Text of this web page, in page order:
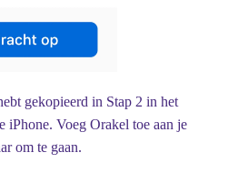
gekopieerd in Stap 2 in het
iPhone. Voeg Orakel toe aan je
om te gaan.